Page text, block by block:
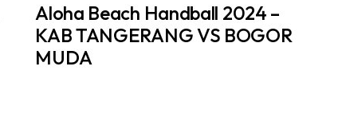
Aloha Beach Handball 2024 –
KAB TANGERANG VS BOGOR
MUDA